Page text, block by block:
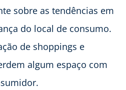
sobre as tendências em
do local de consumo.
de shoppings e
algum espaço com